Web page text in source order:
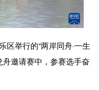
信息化 数字经济
举行的“两岸同舟·一生
舟邀请赛中，参赛选手奋